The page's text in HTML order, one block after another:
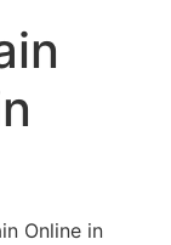
Online in